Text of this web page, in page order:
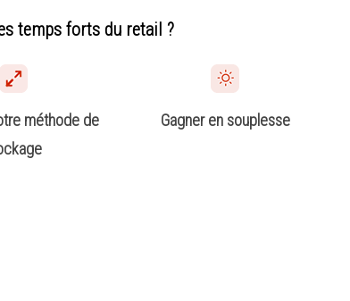
temps forts du retail ?
méthode de
Gagner en souplesse